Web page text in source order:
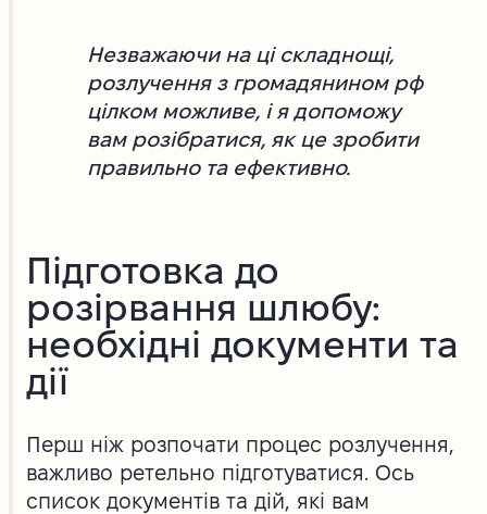
Незважаючи на ці складнощі,
розлучення з громадянином рф
цілком можливе, і я допоможу
вам розібратися, як це зробити
правильно та ефективно.
Підготовка до
розірвання шлюбу:
необхідні документи та
дії
Перш ніж розпочати процес розлучення,
важливо ретельно підготуватися. Ось
список документів та дій, які вам